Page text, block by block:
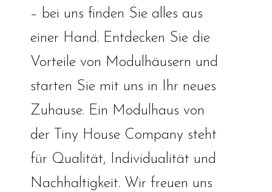
– bei uns finden Sie alles aus
einer Hand. Entdecken Sie die
Vorteile von Modulhäusern und
starten Sie mit uns in Ihr neues
Zuhause. Ein Modulhaus von
der Tiny House Company steht
für Qualität, Individualität und
Nachhaltigkeit. Wir freuen uns